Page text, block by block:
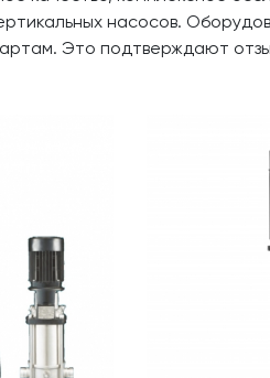
насосов.
Это подтверждают